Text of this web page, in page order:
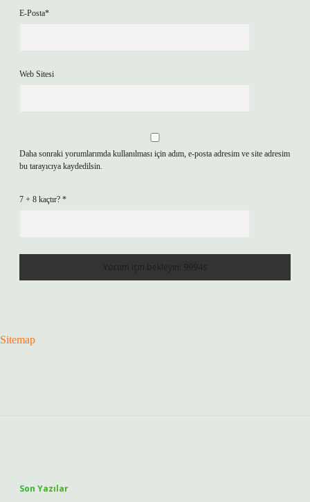
E-Posta*
Web Sitesi
Daha sonraki yorumlarımda kullanılması için adım, e-posta adresim ve site adresim
bu tarayıcıya kaydedilsin.
7 + 8 kaçtır? *
Sitemap
Son Yazılar